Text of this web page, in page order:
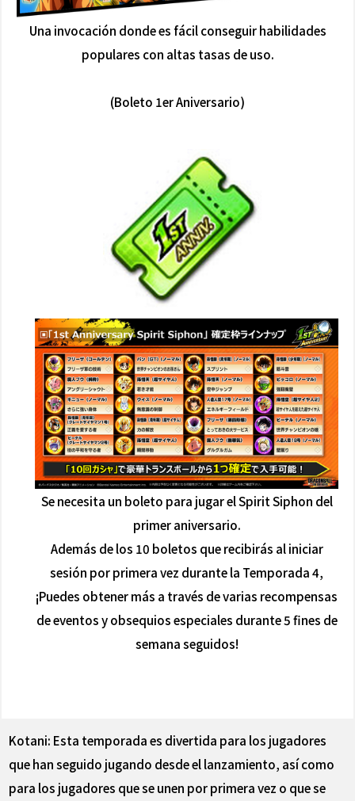
Una invocación donde es fácil conseguir habilidades
populares con altas tasas de uso.
(Boleto 1er Aniversario)
Se necesita un boleto para jugar el Spirit Siphon del
primer aniversario.
Además de los 10 boletos que recibirás al iniciar
sesión por primera vez durante la Temporada 4,
¡Puedes obtener más a través de varias recompensas
de eventos y obsequios especiales durante 5 fines de
semana seguidos!
Kotani: Esta temporada es divertida para los jugadores
que han seguido jugando desde el lanzamiento, así como
para los jugadores que se unen por primera vez o que se